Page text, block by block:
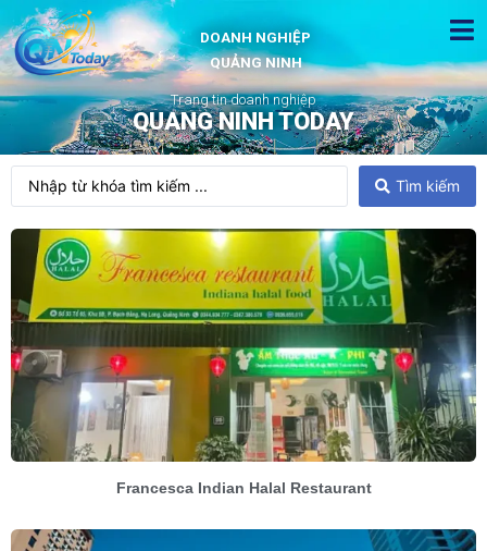
DOANH NGHIỆP
QUẢNG NINH
Trang tin doanh nghiệp
QUANG NINH TODAY
Tìm kiếm
Francesca Indian Halal Restaurant